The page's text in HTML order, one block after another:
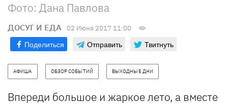
Фото: Дана Павлова
ДОСУГ И ЕДА 02 Июня 2017 11:00
Поделиться Отправить Твитнуть
АФИША ОБЗОР СОБЫТИЙ ВЫХОДНЫЕ ДНИ
Впереди большое и жаркое лето, а вместе